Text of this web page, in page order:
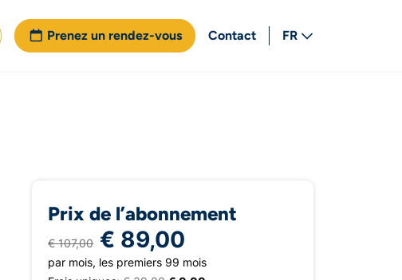
Prenez un rendez-vous Contact
FR
Prix de l’abonnement
€ 107,00 € 89,00
par mois, les premiers 99 mois